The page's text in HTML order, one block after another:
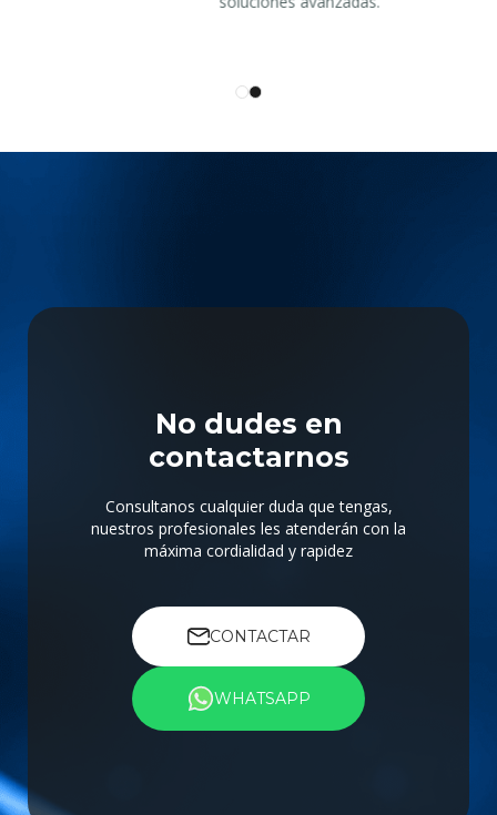
No dudes en
contactarnos
Consultanos cualquier duda que tengas,
nuestros profesionales les atenderán con la
máxima cordialidad y rapidez
CONTACTAR
WHATSAPP